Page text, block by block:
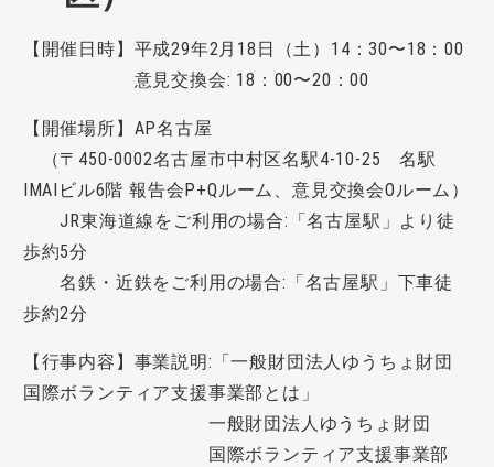
【開催日時】平成29年2月18日（土）14：30〜18：00
意見交換会: 18：00〜20：00
【開催場所】AP名古屋
（〒450-0002名古屋市中村区名駅4-10-25 名駅
IMAIビル6階 報告会P+Qルーム、意見交換会Oルーム）
JR東海道線をご利用の場合:「名古屋駅」より徒
歩約5分
名鉄・近鉄をご利用の場合:「名古屋駅」下車徒
歩約2分
【行事内容】事業説明:「一般財団法人ゆうちょ財団
国際ボランティア支援事業部とは」
一般財団法人ゆうちょ財団
国際ボランティア支援事業部